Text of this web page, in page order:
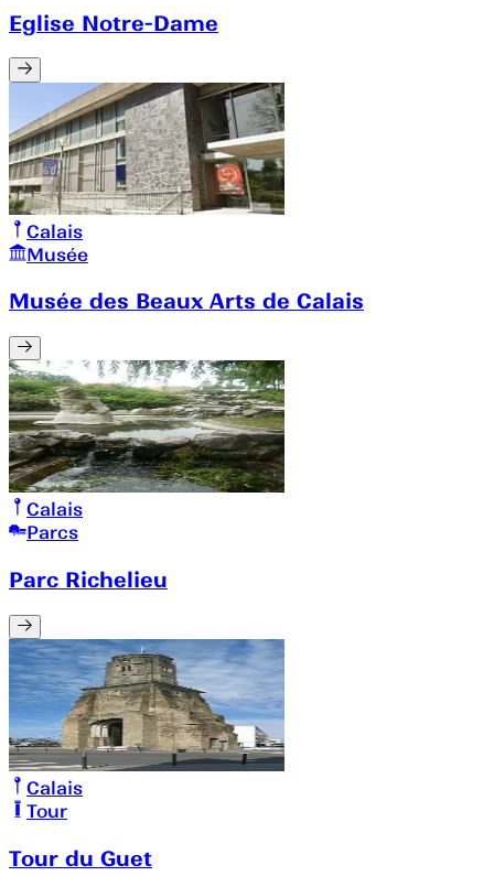
Eglise Notre-Dame
Calais
Musée
Musée des Beaux Arts de Calais
Calais
Parcs
Parc Richelieu
Calais
Tour
Tour du Guet